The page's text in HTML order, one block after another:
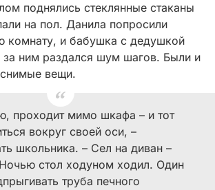
поднялись стеклянные стаканы
на пол. Данила попросили
комнату, и бабушка с дедушкой
ним раздался шум шагов. Были и
вещи.
проходит мимо шкафа – и тот
вокруг своей оси, –
школьника. – Сел на диван –
стол ходуном ходил. Один
труба печного